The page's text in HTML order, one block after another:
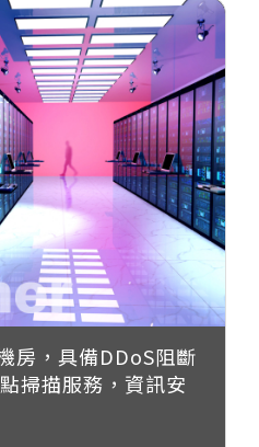
房，具備DDoS阻斷
掃描服務，資訊安